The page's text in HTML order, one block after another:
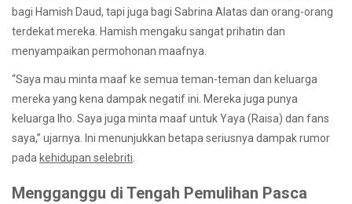
bagi Hamish Daud, tapi juga bagi Sabrina Alatas dan orang-orang
terdekat mereka. Hamish mengaku sangat prihatin dan
menyampaikan permohonan maafnya.
“Saya mau minta maaf ke semua teman-teman dan keluarga
mereka yang kena dampak negatif ini. Mereka juga punya
keluarga lho. Saya juga minta maaf untuk Yaya (Raisa) dan fans
saya,” ujarnya. Ini menunjukkan betapa seriusnya dampak rumor
pada kehidupan selebriti.
Mengganggu di Tengah Pemulihan Pasca